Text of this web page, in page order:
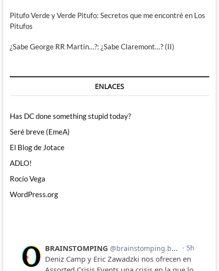
Pitufo Verde y Verde Pitufo: Secretos que me encontré en Los
Pitufos
¿Sabe George RR Martin…?: ¿Sabe Claremont…? (II)
ENLACES
Has DC done something stupid today?
Seré breve (EmeA)
El Blog de Jotace
ADLO!
Rocío Vega
WordPress.org